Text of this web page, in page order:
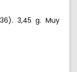
3,45 g. Muy